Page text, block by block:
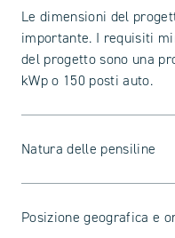
Le dimensioni del
importante. I requisiti
del progetto sono una
kWp o 150 posti auto.
Natura delle pensiline
Posizione geografica e